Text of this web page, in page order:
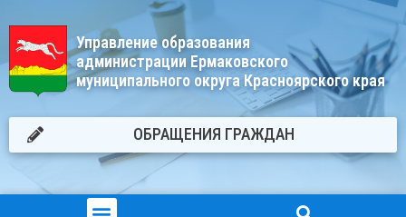
Управление образования
администрации Ермаковского
муниципального округа Красноярского края
ОБРАЩЕНИЯ ГРАЖДАН